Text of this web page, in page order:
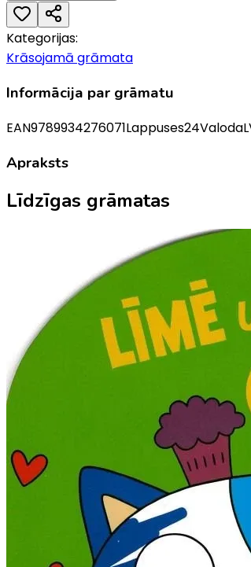
Kategorijas:
Krāsojamā grāmata
Informācija par grāmatu
EAN9789934276071Lappuses24Valoda
Apraksts
Līdzīgas grāmatas